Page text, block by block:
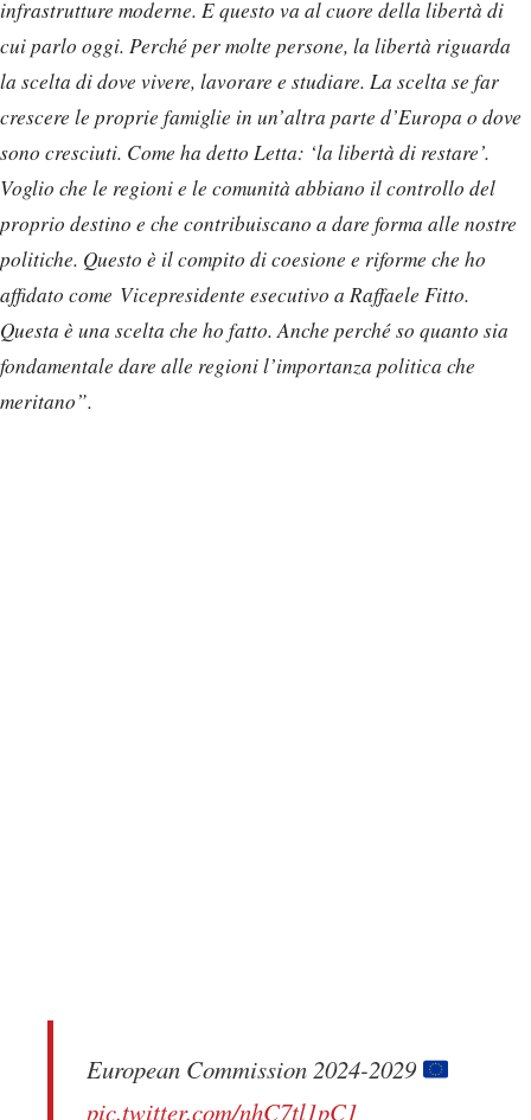
infrastrutture moderne. E questo va al cuore della libertà di
cui parlo oggi. Perché per molte persone, la libertà riguarda
la scelta di dove vivere, lavorare e studiare. La scelta se far
crescere le proprie famiglie in un’altra parte d’Europa o dove
sono cresciuti. Come ha detto Letta: ‘la libertà di restare’.
Voglio che le regioni e le comunità abbiano il controllo del
proprio destino e che contribuiscano a dare forma alle nostre
politiche. Questo è il compito di coesione e riforme che ho
affidato come Vicepresidente esecutivo a Raffaele Fitto.
Questa è una scelta che ho fatto. Anche perché so quanto sia
fondamentale dare alle regioni l’importanza politica che
meritano”.
European Commission 2024-2029
pic.twitter.com/nhC7tl1pC1